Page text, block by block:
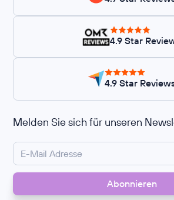
4.9 Star
4.9 Star
Melden Sie sich für unseren